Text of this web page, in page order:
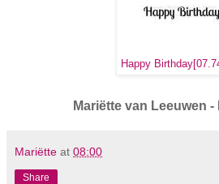
Happy
Mariëtte van Leeuwen -
Mariëtte at 08:00
Share